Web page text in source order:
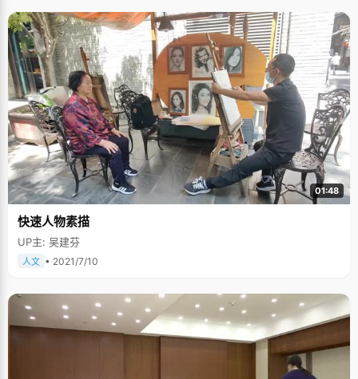
01:48
快速人物素描
UP主: 吴建芬
人文 • 2021/7/10